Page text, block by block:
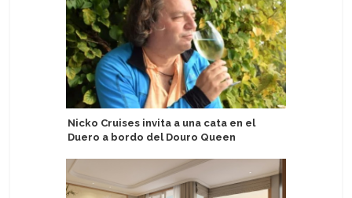
Nicko Cruises invita a una cata en el
Duero a bordo del Douro Queen